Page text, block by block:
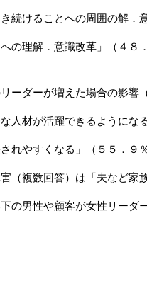
続けることへの周囲の解．
への理解．意識改革」（４８
ーダーが増えた場合の影響
な人材が活躍できるようにな
されやすくなる」（５５．９
（複数回答）は「夫など家
下の男性や顧客が女性リー